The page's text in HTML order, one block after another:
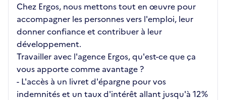
Chez Ergos, nous mettons tout en œuvre pour
accompagner les personnes vers l'emploi, leur
donner confiance et contribuer à leur
développement.
Travailler avec l'agence Ergos, qu'est-ce que ça
vous apporte comme avantage ?
- L'accès à un livret d'épargne pour vos
indemnités et un taux d'intérêt allant jusqu'à 12%